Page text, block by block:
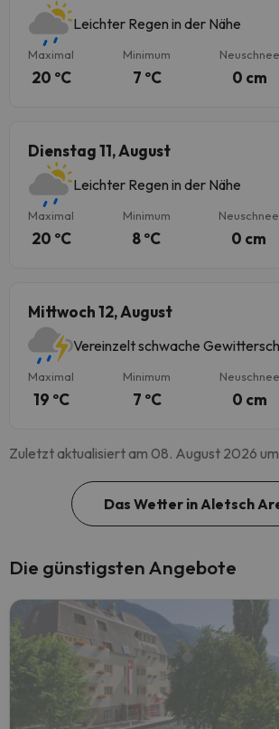
Leichter Regen in der Nähe
Maximal
20 ºC
Minimum
7 ºC
Neuschnee
0 cm
Dienstag 11, August
Leichter Regen in der Nähe
Maximal
20 ºC
Minimum
8 ºC
Neuschnee
0 cm
Mittwoch 12, August
Vereinzelt schwache
Maximal
19 ºC
Minimum
7 ºC
Neuschnee
0 cm
Zuletzt aktualisiert am 08. August 2026
Das Wetter in Aletsch
Die günstigsten Angebote